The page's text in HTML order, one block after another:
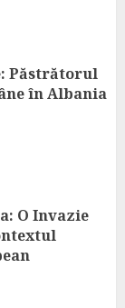
Păstrătorul
în Albania
O Invazie